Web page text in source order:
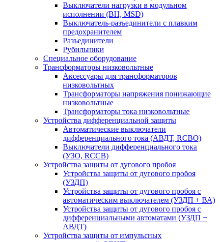
Выключатели нагрузки в модульном
исполнении (ВН, MSD)
Выключатель-разъединители с плавким
предохранителем
Разъединители
Рубильники
Специальное оборудование
Трансформаторы низковольтные
Аксессуары для трансформаторов
низковольтных
Трансформаторы напряжения понижающие
низковольтные
Трансформаторы тока низковольтные
Устройства дифференциальной защиты
Автоматические выключатели
дифференциального тока (АВДТ, RCBO)
Выключатели дифференциального тока
(УЗО, RCCB)
Устройства защиты от дугового пробоя
Устройства защиты от дугового пробоя
(УЗДП)
Устройства защиты от дугового пробоя с
автоматическим выключателем (УЗДП + ВА)
Устройства защиты от дугового пробоя с
дифференциальными автоматами (УЗДП +
АВДТ)
Устройства защиты от импульсных